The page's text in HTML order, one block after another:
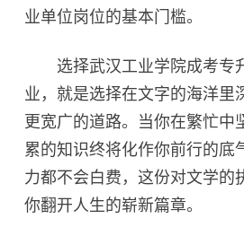
业单位岗位的基本门槛。
选择武汉工业学院成考专
业，就是选择在文字的海洋里
更宽广的道路。当你在繁忙中
累的知识终将化作你前行的底
力都不会白费，这份对文学的
你翻开人生的崭新篇章。